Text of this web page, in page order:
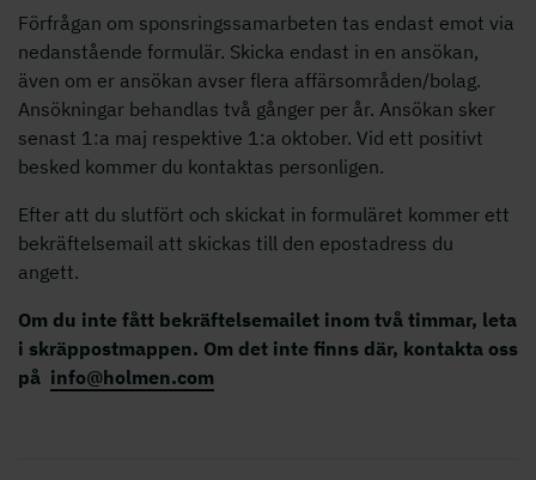
Förfrågan om sponsringssamarbeten tas endast emot via
nedanstående formulär. Skicka endast in en ansökan,
även om er ansökan avser flera affärsområden/bolag.
Ansökningar behandlas två gånger per år. Ansökan sker
senast 1:a maj respektive 1:a oktober. Vid ett positivt
besked kommer du kontaktas personligen.
Efter att du slutfört och skickat in formuläret kommer ett
bekräftelsemail att skickas till den epostadress du
angett.
Om du inte fått bekräftelsemailet inom två timmar, leta
i skräppostmappen. Om det inte finns där, kontakta oss
på info@holmen.com